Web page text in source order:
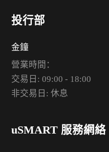
投行部
金鐘
營業時間：
交易日: 09:00 - 18:00
非交易日: 休息
uSMART 服務網絡